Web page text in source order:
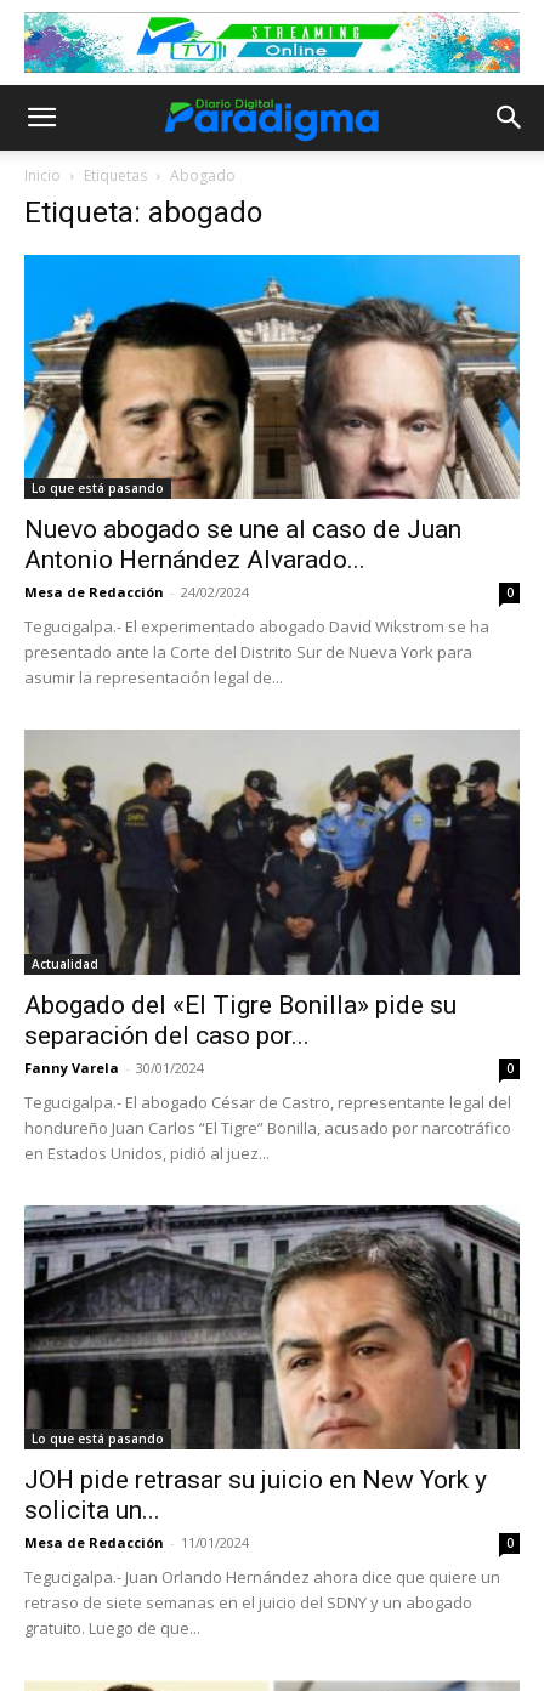
Inicio Etiquetas Abogado
Etiqueta: abogado
Lo que está pasando
Nuevo abogado se une al caso de Juan
Antonio Hernández Alvarado...
Mesa de Redacción - 24/02/2024 0
Tegucigalpa.- El experimentado abogado David Wikstrom se ha
presentado ante la Corte del Distrito Sur de Nueva York para
asumir la representación legal de...
Actualidad
Abogado del «El Tigre Bonilla» pide su
separación del caso por...
Fanny Varela - 30/01/2024 0
Tegucigalpa.- El abogado César de Castro, representante legal del
hondureño Juan Carlos “El Tigre” Bonilla, acusado por narcotráfico
en Estados Unidos, pidió al juez...
Lo que está pasando
JOH pide retrasar su juicio en New York y
solicita un...
Mesa de Redacción - 11/01/2024 0
Tegucigalpa.- Juan Orlando Hernández ahora dice que quiere un
retraso de siete semanas en el juicio del SDNY y un abogado
gratuito. Luego de que...